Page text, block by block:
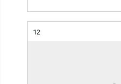
Résultat n°
12